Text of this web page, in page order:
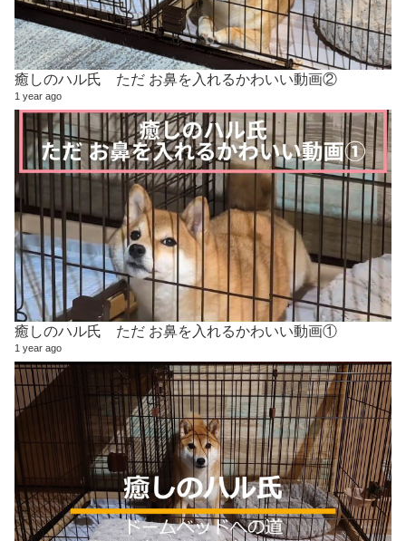
癒しのハル氏 ただ お鼻を入れるかわいい動画②
1 year ago
癒しのハル氏 ただ お鼻を入れるかわいい動画①
1 year ago